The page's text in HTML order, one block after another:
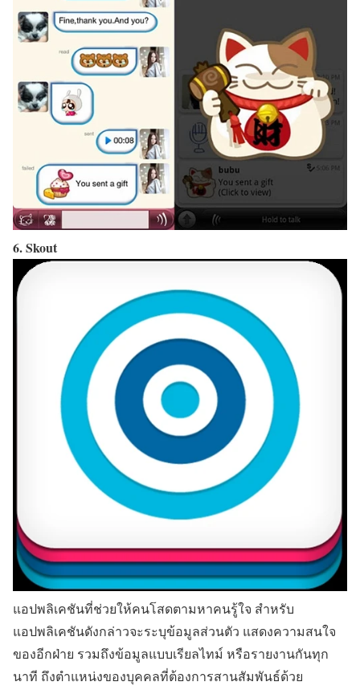
6. Skout
แอปพลิเคชันที่ช่วยให้คนโสดตามหาคนรู้ใจ สำหรับ
แอปพลิเคชันดังกล่าวจะระบุข้อมูลส่วนตัว แสดงความสนใจ
ของอีกฝ่าย รวมถึงข้อมูลแบบเรียลไทม์ หรือรายงานกันทุก
นาที ถึงตำแหน่งของบุคคลที่ต้องการสานสัมพันธ์ด้วย